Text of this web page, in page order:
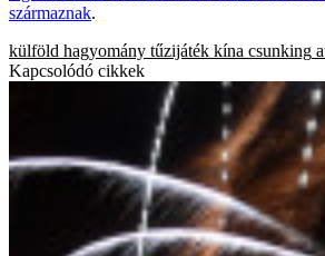
származnak.
külföld hagyomány tűzijáték kína csunking
Kapcsolódó cikkek